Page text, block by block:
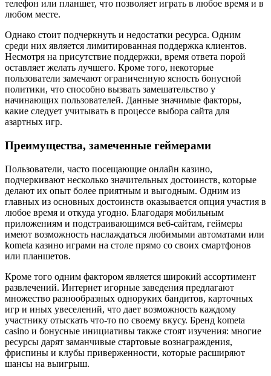
телефон или планшет, что позволяет играть в любое время и в
любом месте.
Однако стоит подчеркнуть и недостатки ресурса. Одним
среди них является лимитированная поддержка клиентов.
Несмотря на присутствие поддержки, время ответа порой
оставляет желать лучшего. Кроме того, некоторые
пользователи замечают ограниченную ясность бонусной
политики, что способно вызвать замешательство у
начинающих пользователей. Данные значимые факторы,
какие следует учитывать в процессе выбора сайта для
азартных игр.
Преимущества, замеченные геймерами
Пользователи, часто посещающие онлайн казино,
подчеркивают несколько значительных достоинств, которые
делают их опыт более приятным и выгодным. Одним из
главных из основных достоинств оказывается опция участия в
любое время и откуда угодно. Благодаря мобильным
приложениям и подстраивающимся веб-сайтам, геймеры
имеют возможность наслаждаться любимыми автоматами или
kometa казино играми на столе прямо со своих смартфонов
или планшетов.
Кроме того одним фактором является широкий ассортимент
развлечений. Интернет игорные заведения предлагают
множество разнообразных одноруких бандитов, карточных
игр и иных увеселений, что дает возможность каждому
участнику отыскать что-то по своему вкусу. Бренд kometa
casino и бонусные инициативы также стоят изучения: многие
ресурсы дарят заманчивые стартовые вознаграждения,
фриспины и клубы приверженности, которые расширяют
шансы на выигрыш.